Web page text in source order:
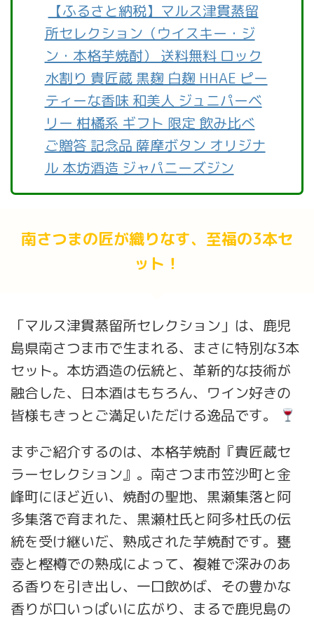
【ふるさと納税】マルス津貫蒸留
所セレクション（ウイスキー・ジ
ン・本格芋焼酎） 送料無料 ロック
水割り 貴匠蔵 黒麹 白麹 HHAE ピー
ティーな香味 和美人 ジュニパーベ
リー 柑橘系 ギフト 限定 飲み比べ
ご贈答 記念品 薩摩ボタン オリジナ
ル 本坊酒造 ジャパニーズジン
南さつまの匠が織りなす、至福の3本セ
ット！
「マルス津貫蒸留所セレクション」は、鹿児
島県南さつま市で生まれる、まさに特別な3本
セット。本坊酒造の伝統と、革新的な技術が
融合した、日本酒はもちろん、ワイン好きの
皆様もきっとご満足いただける逸品です。
まずご紹介するのは、本格芋焼酎『貴匠蔵セ
ラーセレクション』。南さつま市笠沙町と金
峰町にほど近い、焼酎の聖地、黒瀬集落と阿
多集落で育まれた、黒瀬杜氏と阿多杜氏の伝
統を受け継いだ、熟成された芋焼酎です。甕
壺と樫樽での熟成によって、複雑で深みのあ
る香りを引き出し、一口飲めば、その豊かな
香りが口いっぱいに広がり、まるで鹿児島の